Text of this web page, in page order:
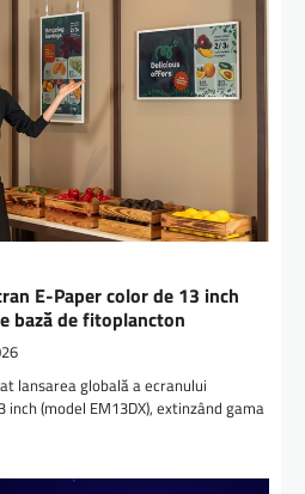
E-Paper color de 13 inch
bază de fitoplancton
lansarea globală a ecranului
inch (model EM13DX), extinzând gama